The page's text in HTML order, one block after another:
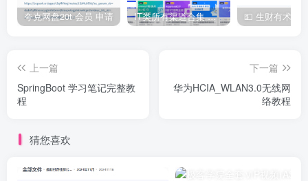
夸克网盘20t 会员 申请 IT类所有渠道合集 持续日更，目前近四千多条资源 年费用户微信私信获取权限
上一篇
SpringBoot 学习笔记完整教
程
下一篇
华为HCIA_WLAN3.0无线网
络教程
猜您喜欢